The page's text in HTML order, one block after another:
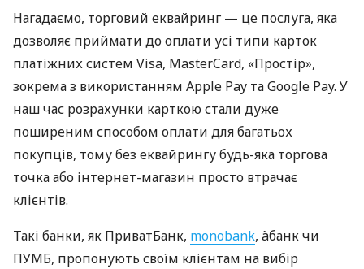
Нагадаємо, торговий еквайринг — це послуга, яка
дозволяє приймати до оплати усі типи карток
платіжних систем Visa, MasterCard, «Простір»,
зокрема з використанням Apple Pay та Google Pay. У
наш час розрахунки карткою стали дуже
поширеним способом оплати для багатьох
покупців, тому без еквайрингу будь-яка торгова
точка або інтернет-магазин просто втрачає
клієнтів.
Такі банки, як ПриватБанк, monobank, àбанк чи
ПУМБ, пропонують своїм клієнтам на вибір